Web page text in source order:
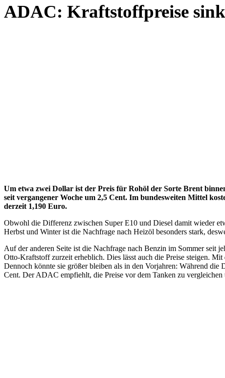
ADAC: Kraftstoffpreise
Um etwa zwei Dollar ist der Preis für Rohöl der Sorte Brent
seit vergangener Woche um 2,5 Cent. Im bundesweiten Mittel
derzeit 1,190 Euro.
Obwohl die Differenz zwischen Super E10 und Diesel damit wieder
Herbst und Winter ist die Nachfrage nach Heizöl besonders stark,
Auf der anderen Seite ist die Nachfrage nach Benzin im Sommer seit
Otto-Kraftstoff zurzeit erheblich. Dies lässt auch die Preise steigen.
Dennoch könnte sie größer bleiben als in den Vorjahren: Während
Cent. Der ADAC empfiehlt, die Preise vor dem Tanken zu